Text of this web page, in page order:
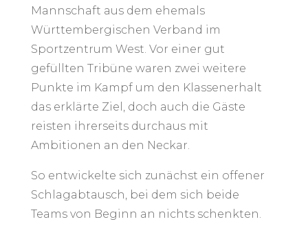
Mannschaft aus dem ehemals
Württembergischen Verband im
Sportzentrum West. Vor einer gut
gefüllten Tribüne waren zwei weitere
Punkte im Kampf um den Klassenerhalt
das erklärte Ziel, doch auch die Gäste
reisten ihrerseits durchaus mit
Ambitionen an den Neckar.
So entwickelte sich zunächst ein offener
Schlagabtausch, bei dem sich beide
Teams von Beginn an nichts schenkten.